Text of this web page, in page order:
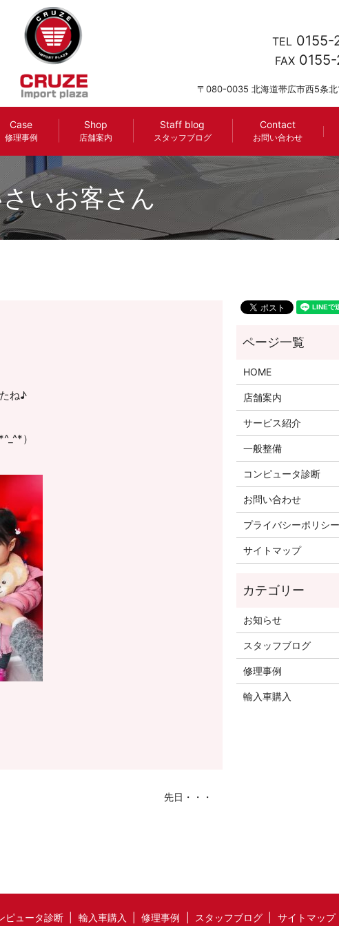
Case
修理事例
Shop
店舗案内
Staff blog
スタッフブログ
Contact
お問い合わせ
TEL
FAX
〒080-0035 北海道帯広市西5条北
いお客さん
ね♪
）
先日・・・
HOME
店舗案内
サービス紹介
一般整備
コンピュータ診断
お問い合わせ
プライバシーポリシー
サイトマップ
お知らせ
スタッフブログ
修理事例
輸入車購入
ピュータ診断 輸入車購入 修理事例 スタッフブログ サイトマップ